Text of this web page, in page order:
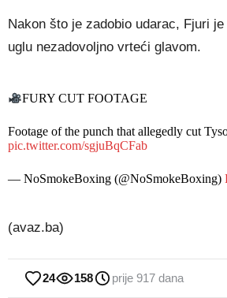
Nakon što je zadobio udarac, Fjuri
uglu nezadovoljno vrteći glavom.
FURY CUT FOOTAGE
Footage of the punch that allegedly cut
pic.twitter.com/sgjuBqCFab
— NoSmokeBoxing (@NoSmokeBoxing)
(avaz.ba)
24 158 prije 917 dana